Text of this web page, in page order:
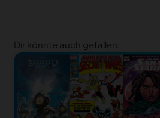
Dir könnte auch gefallen: